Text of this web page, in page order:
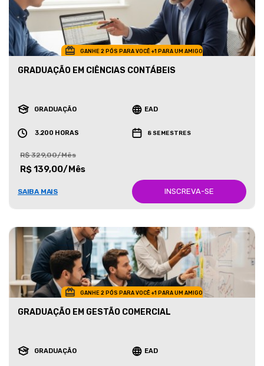
GANHE 2 PÓS PARA VOCÊ +1 PARA UM AMIGO
GRADUAÇÃO EM CIÊNCIAS CONTÁBEIS
GRADUAÇÃO EAD
3.200 HORAS 8 SEMESTRES
R$ 329,00/Mês
R$ 139,00/Mês
SAIBA MAIS INSCREVA-SE
GANHE 2 PÓS PARA VOCÊ +1 PARA UM AMIGO
GRADUAÇÃO EM GESTÃO COMERCIAL
GRADUAÇÃO EAD